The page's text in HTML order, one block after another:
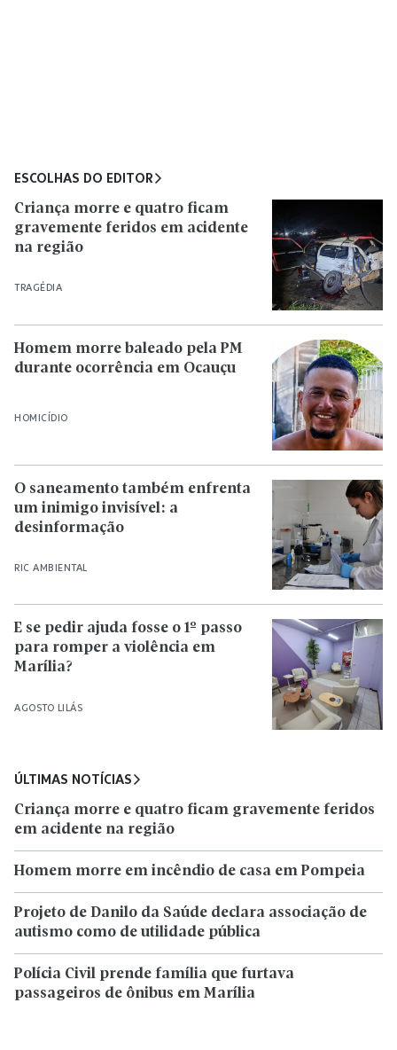
ESCOLHAS DO EDITOR
TRAGÉDIA
Criança morre e quatro ficam
gravemente feridos em acidente
na região
HOMICÍDIO
Homem morre baleado pela PM
durante ocorrência em Ocauçu
RIC AMBIENTAL
O saneamento também enfrenta
um inimigo invisível: a
desinformação
AGOSTO LILÁS
E se pedir ajuda fosse o 1º passo
para romper a violência em
Marília?
ÚLTIMAS NOTÍCIAS
Criança morre e quatro ficam gravemente feridos
em acidente na região
Homem morre em incêndio de casa em Pompeia
Projeto de Danilo da Saúde declara associação de
autismo como de utilidade pública
Polícia Civil prende família que furtava
passageiros de ônibus em Marília